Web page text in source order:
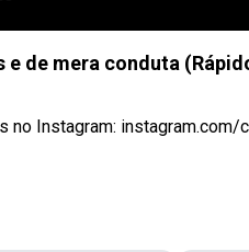
de mera conduta
no Instagram: instagram.com/